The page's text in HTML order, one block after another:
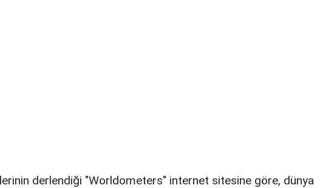
derlendiği "Worldometers" internet sitesine göre, dünya